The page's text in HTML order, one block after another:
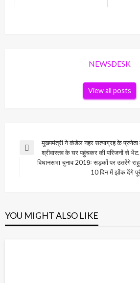
NEWSDESK
View all posts
Post
navigation
Previous
मुख्यमंत्री ने कंडेल नहर सत्याग्रह के प्रणेता
श्रीवास्तव के घर पहुंचकर की परिजनों से
विधानसभा चुनाव 2019ः सड़कों पर उतरेंगे
10 दिन में झोंक देंगे
YOU MIGHT ALSO LIKE